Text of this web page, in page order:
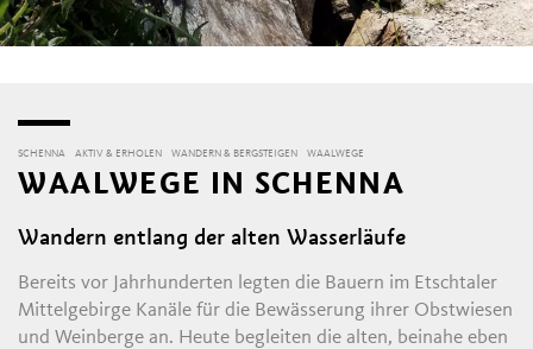
SCHENNA AKTIV & ERHOLEN WANDERN & BERGSTEIGEN WAALWEGE
WAALWEGE IN SCHENNA
Wandern entlang der alten Wasserläufe
Bereits vor Jahrhunderten legten die Bauern im Etschtaler
Mittelgebirge Kanäle für die Bewässerung ihrer Obstwiesen
und Weinberge an. Heute begleiten die alten, beinahe eben